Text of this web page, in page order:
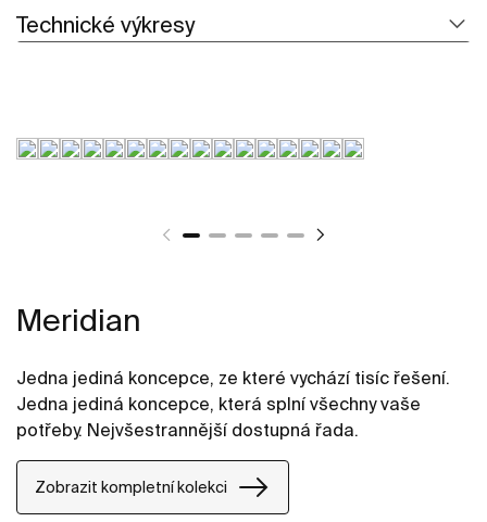
Technické výkresy
Meridian
Jedna jediná koncepce, ze které vychází tisíc řešení.
Jedna jediná koncepce, která splní všechny vaše
potřeby. Nejvšestrannější dostupná řada.
Zobrazit kompletní kolekci